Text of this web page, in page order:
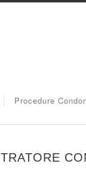
Procedure